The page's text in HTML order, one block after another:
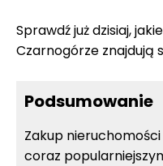
Sprawdź już dzisiaj,
Czarnogórze znajdują
Podsumowanie
Zakup
coraz